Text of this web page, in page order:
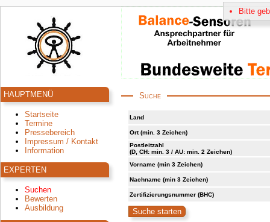
Bitte
HAUPTMENÜ
Startseite
Termine
Pressebereich
Impressum / Kontakt
Information
EXPERTEN
Suchen
Bewerten
Ausbildung
Suche
Land
Ort (min. 3 Zeichen)
Postleitzahl
(D, CH: min. 3 / AU: min. 2 Zeichen)
Vorname (min 3 Zeichen)
Nachname (min 3 Zeichen)
Zertifizierungsnummer (BHC)